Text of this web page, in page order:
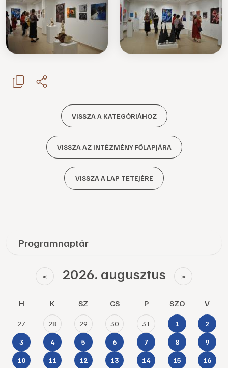
VISSZA A KATEGÓRIÁHOZ
VISSZA AZ INTÉZMÉNY FŐLAPJÁRA
VISSZA A LAP TETEJÉRE
Programnaptár
< 2026. augusztus >
H K SZ CS P SZO V
27 28 29 30 31 1 2
3 4 5 6 7 8 9
10 11 12 13 14 15 16